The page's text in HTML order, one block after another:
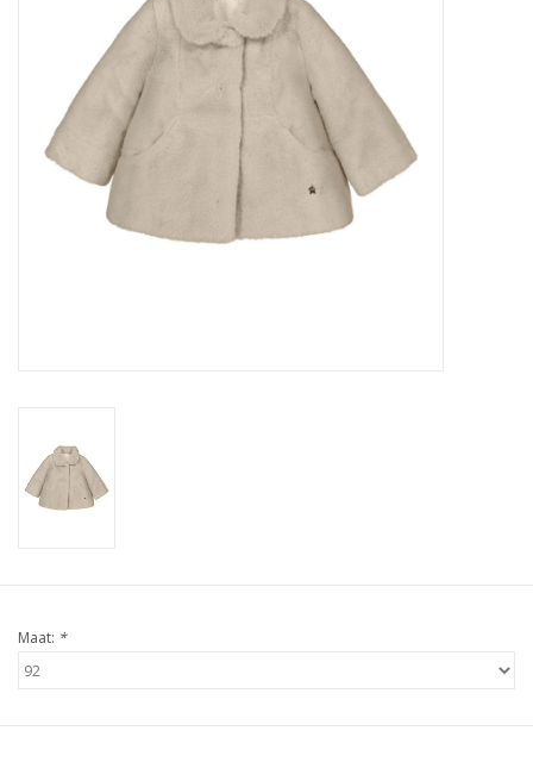
Schoenen en Tassen
Speelgoed
Cadeaubonnen
Maat: *